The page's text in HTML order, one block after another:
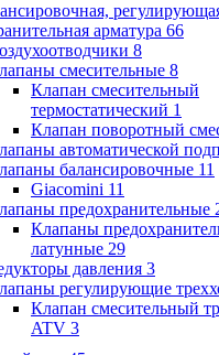
арматура 66
8
cмесительные 8
Клапан cмесительный
термостатический 1
Клапан поворотный
автоматической
балансировочные 11
Giacomini 11
предохранительные
Клапаны
латунные 29
давления 3
регулирующие
Клапан смесительный
ATV 3